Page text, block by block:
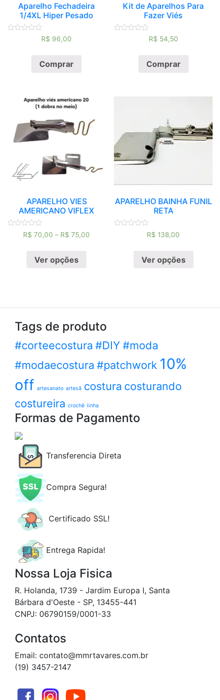
Aparelho Fechadeira
1/4XL Hiper Pesado
R$ 96,00
Comprar
Kit de Aparelhos Para
Fazer Viés
R$ 54,50
Comprar
APARELHO VIES
AMERICANO VIFLEX
Avaliação
R$ 70,00 – R$ 75,00
Ver opções
APARELHO BAINHA FUNIL
RETA
R$ 138,00
Ver opções
Tags de produto
#corteecostura #DIY #moda
#modaecostura #patchwork 10%
off artesanato artesã costura costurando
costureira crochê linha
Formas de Pagamento
Transferencia Direta
Compra Segura!
Certificado SSL!
Entrega Rapida!
Nossa Loja Fisica
R. Holanda, 1739 - Jardim Europa I, Santa
Bárbara d'Oeste - SP, 13455-441
CNPJ: 06790159/0001-33
Contatos
Email: contato@mmrtavares.com.br
(19) 3457-2147